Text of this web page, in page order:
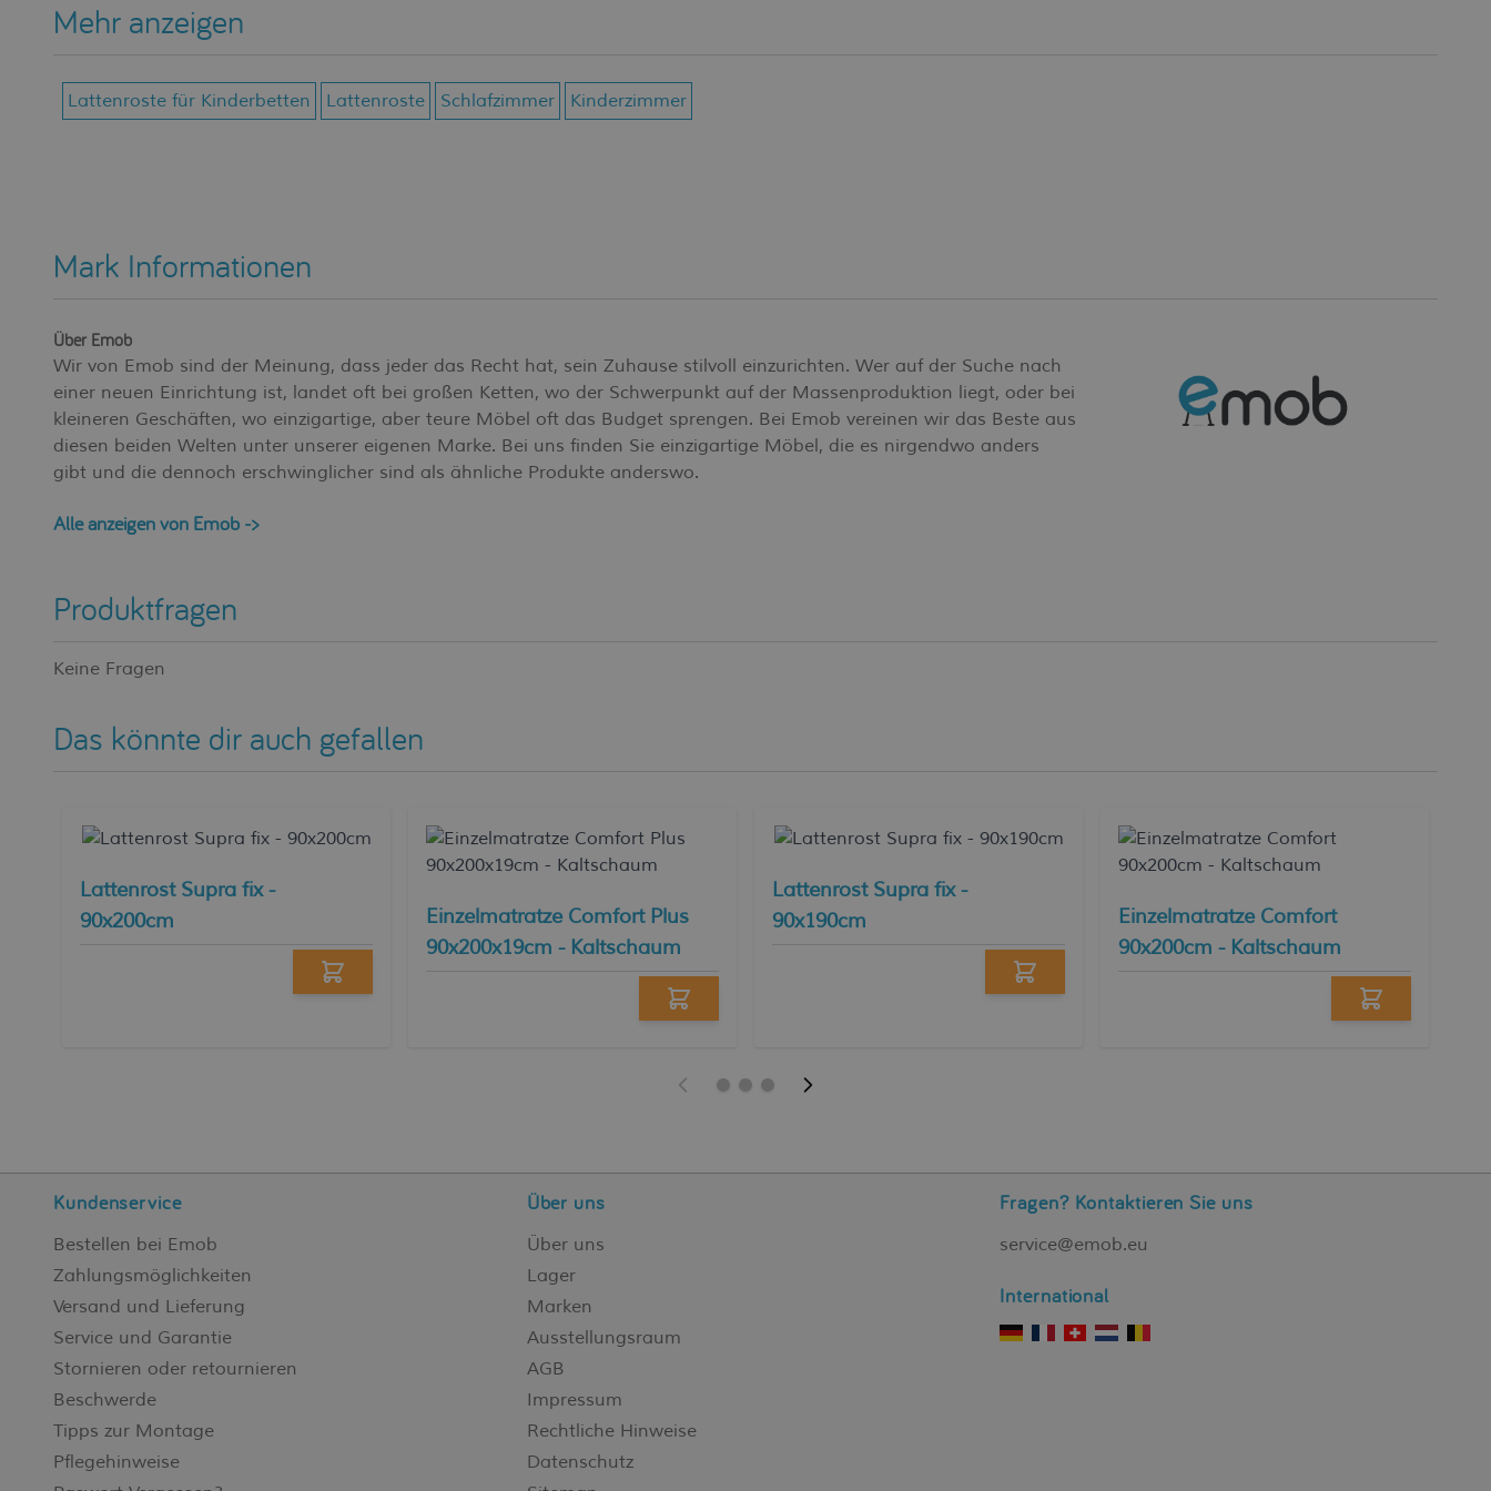
Mehr anzeigen
Lattenroste für Kinderbetten Lattenroste Schlafzimmer Kinderzimmer
Mark Informationen
Über Emob
Wir von Emob sind der Meinung, dass jeder das Recht hat, sein Zuhause stilvoll einzurichten. Wer auf der Suche nach
einer neuen Einrichtung ist, landet oft bei großen Ketten, wo der Schwerpunkt auf der Massenproduktion liegt, oder bei
kleineren Geschäften, wo einzigartige, aber teure Möbel oft das Budget sprengen. Bei Emob vereinen wir das Beste aus
diesen beiden Welten unter unserer eigenen Marke. Bei uns finden Sie einzigartige Möbel, die es nirgendwo anders
gibt und die dennoch erschwinglicher sind als ähnliche Produkte anderswo.
Alle anzeigen von Emob ->
Produktfragen
Keine Fragen
Das könnte dir auch gefallen
Lattenrost Supra fix -
90x200cm
Einzelmatratze Comfort Plus
90x200x19cm - Kaltschaum
Lattenrost Supra fix -
90x190cm
Einzelmatratze Comfort
90x200cm - Kaltschaum
Kundenservice
Bestellen bei Emob
Zahlungsmöglichkeiten
Versand und Lieferung
Service und Garantie
Stornieren oder retournieren
Beschwerde
Tipps zur Montage
Pflegehinweise
Über uns
Über uns
Lager
Marken
Ausstellungsraum
AGB
Impressum
Rechtliche Hinweise
Datenschutz
Fragen? Kontaktieren Sie uns
service@emob.eu
International